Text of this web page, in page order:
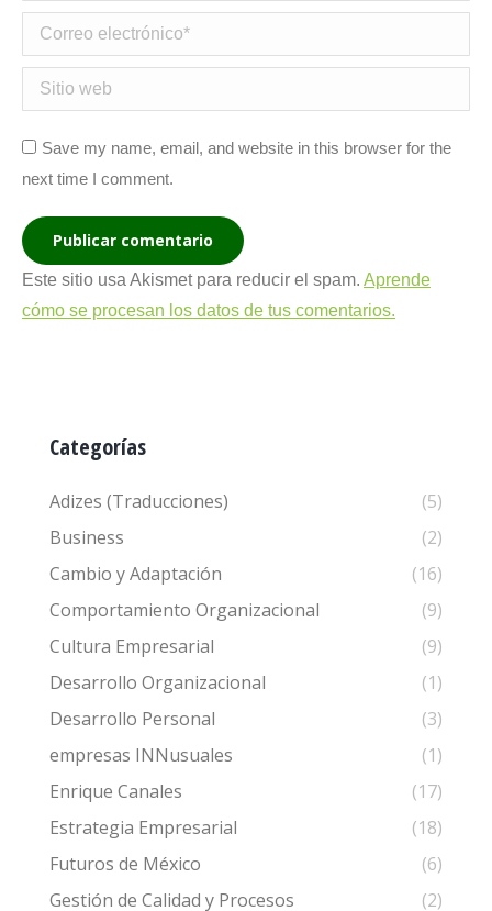
Correo electrónico *
Sitio web
Save my name, email, and website in this browser for the
next time I comment.
Publicar comentario
Este sitio usa Akismet para reducir el spam. Aprende
cómo se procesan los datos de tus comentarios.
Categorías
Adizes (Traducciones)
(5)
Business
(2)
Cambio y Adaptación
(16)
Comportamiento Organizacional
(9)
Cultura Empresarial
(9)
Desarrollo Organizacional
(1)
Desarrollo Personal
(3)
empresas INNusuales
(1)
Enrique Canales
(17)
Estrategia Empresarial
(18)
Futuros de México
(6)
Gestión de Calidad y Procesos
(2)